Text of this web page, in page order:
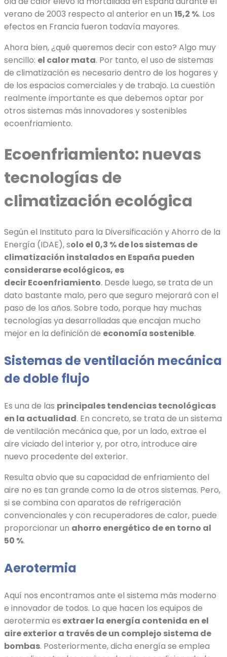
verano de 2003 respecto al anterior en un 15,2 %. Los
efectos en Francia fueron todavía mayores.
Ahora bien, ¿qué queremos decir con esto? Algo muy
sencillo: el calor mata. Por tanto, el uso de sistemas
de climatización es necesario dentro de los hogares y
de los espacios comerciales y de trabajo. La cuestión
realmente importante es que debemos optar por
otros sistemas más innovadores y sostenibles
ecoenfriamiento.
Ecoenfriamiento: nuevas
tecnologías de
climatización ecológica
Según el Instituto para la Diversificación y Ahorro de la
Energía (IDAE), solo el 0,3 % de los sistemas de
climatización instalados en España pueden
considerarse ecológicos, es
decirEcoenfriamiento. Desde luego, se trata de un
dato bastante malo, pero que seguro mejorará con el
paso de los años. Sobre todo, porque hay muchas
tecnologías ya desarrolladas que encajan mucho
mejor en la definición de economía sostenible.
Sistemas de ventilación mecánica
de doble flujo
Es una de las principales tendencias tecnológicas
en la actualidad. En concreto, se trata de un sistema
de ventilación mecánica que, por un lado, extrae el
aire viciado del interior y, por otro, introduce aire
nuevo procedente del exterior.
Resulta obvio que su capacidad de enfriamiento del
aire no es tan grande como la de otros sistemas. Pero,
si se combina con aparatos de refrigeración
convencionales y con recuperadores de calor, puede
proporcionar un ahorro energético de en torno al
50 %.
Aerotermia
Aquí nos encontramos ante el sistema más moderno
e innovador de todos. Lo que hacen los equipos de
aerotermia es extraer la energía contenida en el
aire exterior a través de un complejo sistema de
bombas. Posteriormente, dicha energía se emplea